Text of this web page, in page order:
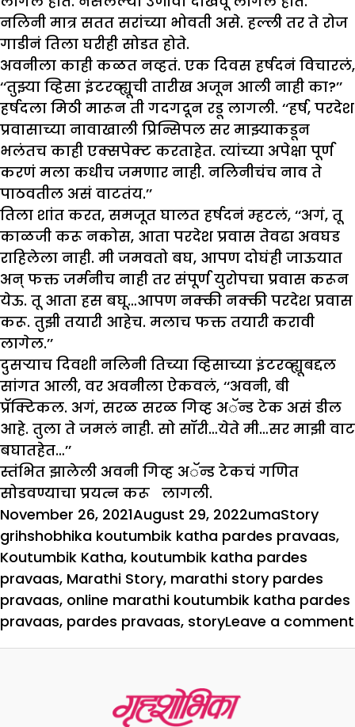
नलिनी मात्र सतत सरांच्या भोवती असे. हल्ली तर ते रोज
गाडीनं तिला घरीही सोडत होते.
अवनीला काही कळत नव्हतं. एक दिवस हर्षदनं विचारलं,
‘‘तुझ्या व्हिसा इंटरव्ह्यूची तारीख अजून आली नाही का?’’
हर्षदला मिठी मारून ती गदगदून रडू लागली. ‘‘हर्ष, परदेश
प्रवासाच्या नावाखाली प्रिन्सिपल सर माझ्याकडून
भलंतच काही एक्सपेक्ट करताहेत. त्यांच्या अपेक्षा पूर्ण
करणं मला कधीच जमणार नाही. नलिनीचंच नाव ते
पाठवतील असं वाटतंय.’’
तिला शांत करत, समजूत घालत हर्षदनं म्हटलं, ‘‘अगं, तू
काळजी करू नकोस, आता परदेश प्रवास तेवढा अवघड
राहिलेला नाही. मी जमवतो बघ, आपण दोघंही जाऊयात
अन् फक्त जर्मनीच नाही तर संपूर्ण युरोपचा प्रवास करून
येऊ. तू आता हस बघू…आपण नक्की नक्की परदेश प्रवास
करू. तुझी तयारी आहेच. मलाच फक्त तयारी करावी
लागेल.’’
दुसऱ्याच दिवशी नलिनी तिच्या व्हिसाच्या इंटरव्ह्यूबद्दल
सांगत आली, वर अवनीला ऐकवलं, ‘‘अवनी, बी
प्रॅक्टिकल. अगं, सरळ सरळ गिव्ह अॅन्ड टेक असं डील
आहे. तुला ते जमलं नाही. सो सॉरी…येते मी…सर माझी वाट
बघातहेत…’’
स्तंभित झालेली अवनी गिव्ह अॅन्ड टेकचं गणित
सोडवण्याचा प्रयत्न करू लागली.
Posted
on
November 26, 2021August 29, 2022Author
umaStoryTags
grihshobhika koutumbik katha pardes pravaas,
Koutumbik Katha, koutumbik katha pardes
pravaas, Marathi Story, marathi story pardes
pravaas, online marathi koutumbik katha pardes
pravaas, pardes pravaas, storyLeave a comment